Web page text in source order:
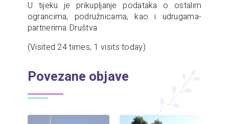
U tijeku je prikupljanje podataka o ostalim
ograncima, podružnicama, kao i udrugama-
partnerima Društva
(Visited 24 times, 1 visits today)
Povezane objave